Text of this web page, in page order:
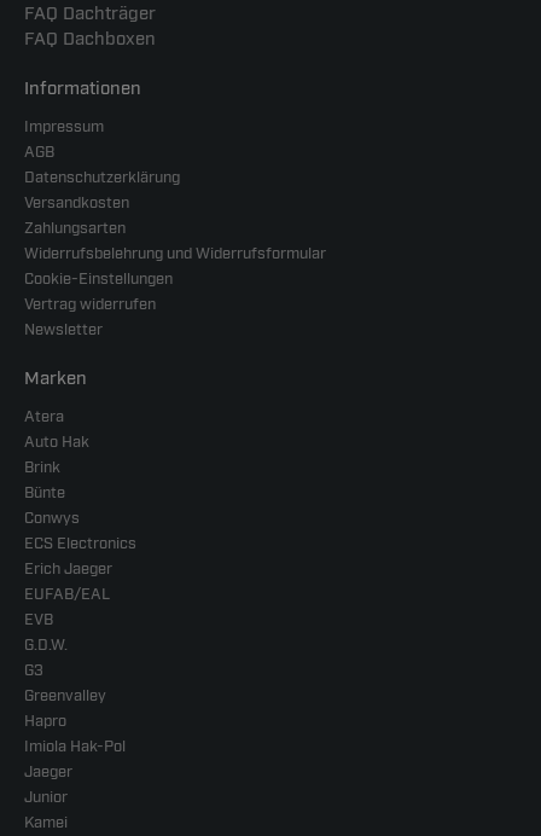
FAQ Dachträger
FAQ Dachboxen
Informationen
Impressum
AGB
Datenschutzerklärung
Versandkosten
Zahlungsarten
Widerrufsbelehrung und Widerrufsformular
Cookie-Einstellungen
Vertrag widerrufen
Newsletter
Marken
Atera
Auto Hak
Brink
Bünte
Conwys
ECS Electronics
Erich Jaeger
EUFAB/EAL
EVB
G.D.W.
G3
Greenvalley
Hapro
Imiola Hak-Pol
Jaeger
Junior
Kamei